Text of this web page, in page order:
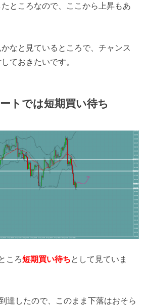
ところなので、ここから上昇もあ
なと見ているところで、チャンス
ておきたいです。
トでは短期買い待ち
ころ短期買い待ちとして見ていま
達したので、このまま下落はおそら